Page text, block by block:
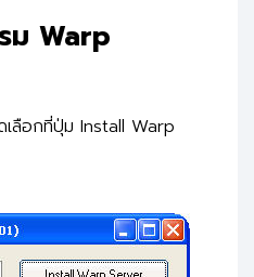
ม Warp
ลือกที่ปุ่ม Install Warp